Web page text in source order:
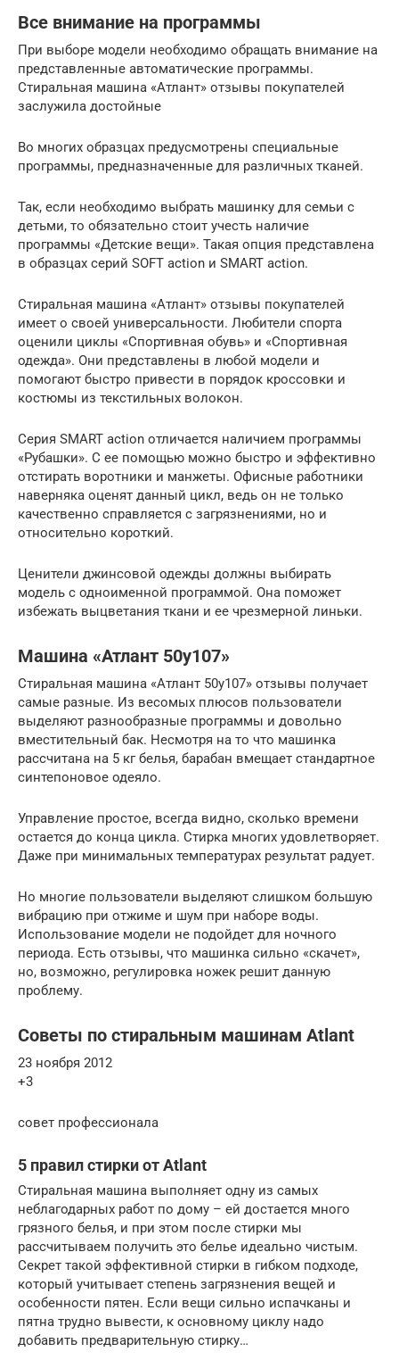
Все внимание на программы
При выборе модели необходимо обращать внимание на
представленные автоматические программы.
Стиральная машина «Атлант» отзывы покупателей
заслужила достойные
Во многих образцах предусмотрены специальные
программы, предназначенные для различных тканей.
Так, если необходимо выбрать машинку для семьи с
детьми, то обязательно стоит учесть наличие
программы «Детские вещи». Такая опция представлена
в образцах серий SOFT action и SMART action.
Стиральная машина «Атлант» отзывы покупателей
имеет о своей универсальности. Любители спорта
оценили циклы «Спортивная обувь» и «Спортивная
одежда». Они представлены в любой модели и
помогают быстро привести в порядок кроссовки и
костюмы из текстильных волокон.
Серия SMART action отличается наличием программы
«Рубашки». С ее помощью можно быстро и эффективно
отстирать воротники и манжеты. Офисные работники
наверняка оценят данный цикл, ведь он не только
качественно справляется с загрязнениями, но и
относительно короткий.
Ценители джинсовой одежды должны выбирать
модель с одноименной программой. Она поможет
избежать выцветания ткани и ее чрезмерной линьки.
Машина «Атлант 50у107»
Стиральная машина «Атлант 50у107» отзывы получает
самые разные. Из весомых плюсов пользователи
выделяют разнообразные программы и довольно
вместительный бак. Несмотря на то что машинка
рассчитана на 5 кг белья, барабан вмещает стандартное
синтепоновое одеяло.
Управление простое, всегда видно, сколько времени
остается до конца цикла. Стирка многих удовлетворяет.
Даже при минимальных температурах результат радует.
Но многие пользователи выделяют слишком большую
вибрацию при отжиме и шум при наборе воды.
Использование модели не подойдет для ночного
периода. Есть отзывы, что машинка сильно «скачет»,
но, возможно, регулировка ножек решит данную
проблему.
Советы по стиральным машинам Atlant
23 ноября 2012
+3
совет профессионала
5 правил стирки от Atlant
Стиральная машина выполняет одну из самых
неблагодарных работ по дому – ей достается много
грязного белья, и при этом после стирки мы
рассчитываем получить это белье идеально чистым.
Секрет такой эффективной стирки в гибком подходе,
который учитывает степень загрязнения вещей и
особенности пятен. Если вещи сильно испачканы и
пятна трудно вывести, к основному циклу надо
добавить предварительную стирку…